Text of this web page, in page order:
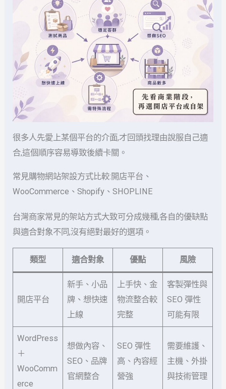
很多人先愛上某個平台的介面,才回頭找理由說服自己適
合,這個順序容易導致後續卡關。
常見購物網站架設方式比較:開店平台、
WooCommerce、Shopify、SHOPLINE
台灣商家常見的架站方式大致可分成幾種,各自的優缺點
與適合對象不同,沒有絕對最好的選項。
類型 適合對象 優點 風險
開店平台
新手、小品
牌、想快速
上線
上手快、金
物流整合較
完整
客製彈性與
SEO 彈性
可能有限
WordPress
＋
WooComm
erce
想做內容、
SEO、品牌
官網整合
SEO 彈性
高、內容經
營強
需要維護、
主機、外掛
與技術管理